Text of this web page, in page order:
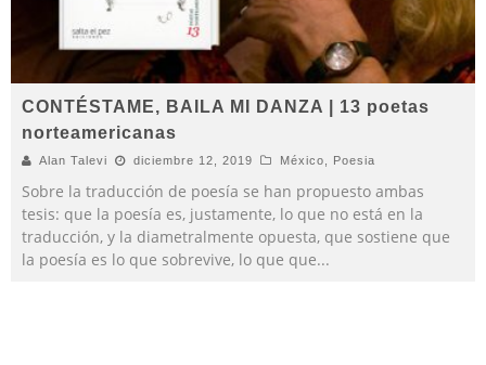
CONTÉSTAME, BAILA MI DANZA | 13 poetas
norteamericanas
Alan Talevi diciembre 12, 2019 México Poesia
Sobre la traducción de poesía se han propuesto ambas
tesis: que la poesía es, justamente, lo que no está en la
traducción, y la diametralmente opuesta, que sostiene que
la poesía es lo que sobrevive, lo que que...